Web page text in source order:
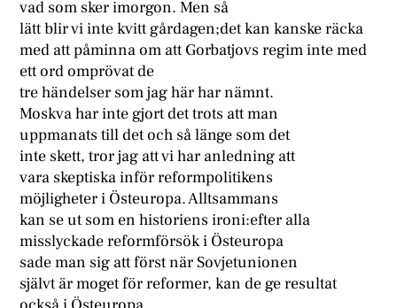
vad som sker imorgon. Men så
lätt blir vi inte kvitt gårdagen;det kan kanske räcka
med att påminna om att Gorbatjovs regim inte med
ett ord omprövat de
tre händelser som jag här har nämnt.
Moskva har inte gjort det trots att man
uppmanats till det och så länge som det
inte skett, tror jag att vi har anledning att
vara skeptiska inför reformpolitikens
möjligheter i Östeuropa. Alltsammans
kan se ut som en historiens ironi:efter alla
misslyckade reformförsök i Östeuropa
sade man sig att först när Sovjetunionen
självt är moget för reformer, kan de ge resultat